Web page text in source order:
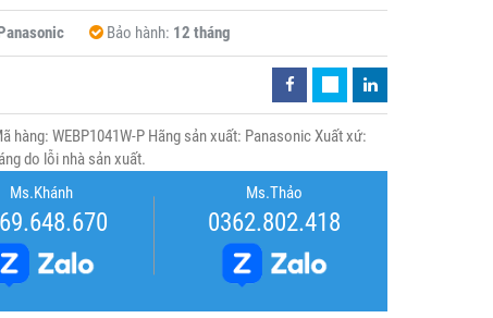
Bảo hành: 12 tháng
hàng: WEBP1041W-P Hãng sản xuất: Panasonic Xuất xứ:
do lỗi nhà sản xuất.
Ms.Khánh Ms.Thảo
0362.802.418